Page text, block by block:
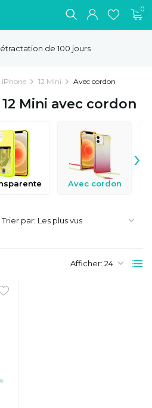
0
de 100 jours
iPhone 12 Mini Avec cordon
Mini avec cordon
Avec cordon
›
Afficher:
Trier par: